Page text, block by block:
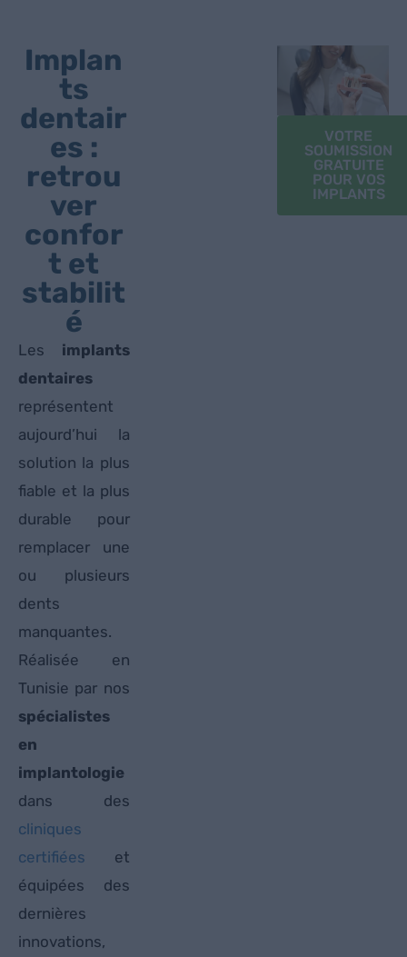
Implan
ts
dentair
es :
retrou
ver
confor
t et
stabilit
é
Les implants
dentaires
représentent
aujourd’hui la
solution la plus
fiable et la plus
durable pour
remplacer une
ou plusieurs
dents
manquantes.
Réalisée en
Tunisie par nos
spécialistes
en
implantologie
dans des
cliniques
certifiées et
équipées des
dernières
innovations,
VOTRE
SOUMISSION
GRATUITE
POUR VOS
IMPLANTS